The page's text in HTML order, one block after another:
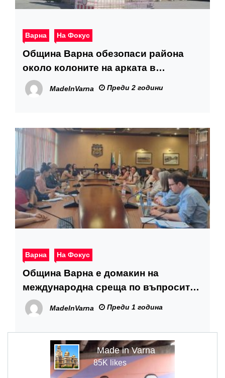
Варна На Фокус
Община Варна обезопаси района
около колоните на арката в
Морската градина, по случая са
информирани Министерство на
MadeInVarna Преди 2 години
Варна На Фокус
Община Варна е домакин на
международна среща по въпросите
на здравословното хранене в
училищата
MadeInVarna Преди 1 година
Made in Varna
85K likes